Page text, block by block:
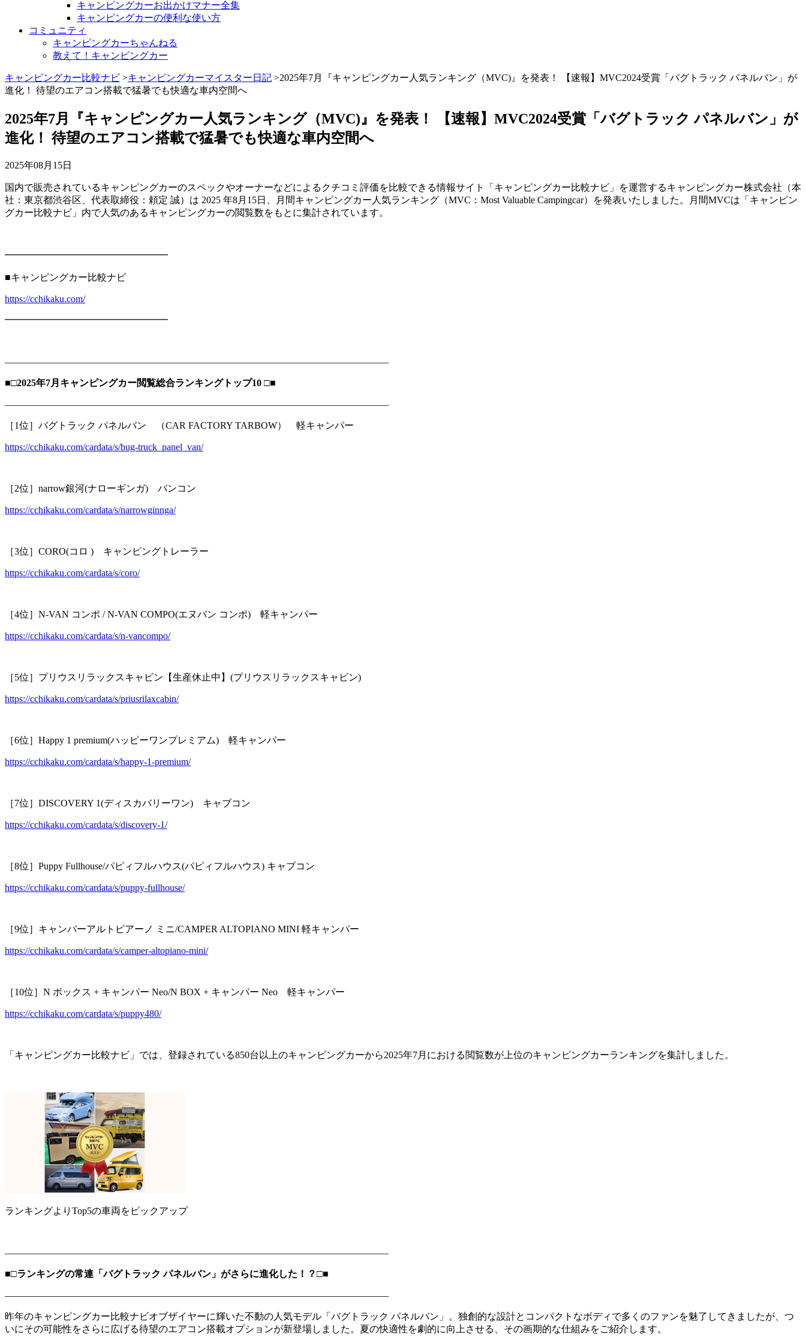
キャンピングカーお出かけマナー全集
キャンピングカーの便利な使い方
コミュニティ
キャンピングカーちゃんねる
教えて！キャンピングカー
キャンピングカー比較ナビ >キャンピングカーマイスター日記 >2025年7月『キャンピングカー人気ランキング（MVC)』を発表！ 【速報】MVC2024受賞「バグトラック パネルバン」が
進化！ 待望のエアコン搭載で猛暑でも快適な車内空間へ
2025年7月『キャンピングカー人気ランキング（MVC)』を発表！ 【速報】MVC2024受賞「バグトラック パネルバン」が
進化！ 待望のエアコン搭載で猛暑でも快適な車内空間へ
2025年08月15日
国内で販売されているキャンピングカーのスペックやオーナーなどによるクチコミ評価を比較できる情報サイト「キャンピングカー比較ナビ」を運営するキャンピングカー株式会社（本
社：東京都渋谷区、代表取締役：頼定 誠）は 2025 年8月15日、月間キャンピングカー人気ランキング（MVC：Most Valuable Campingcar）を発表いたしました。月間MVCは「キャンピン
グカー比較ナビ」内で人気のあるキャンピングカーの閲覧数をもとに集計されています。
━━━━━━━━━━━━━━━━━
■キャンピングカー比較ナビ
https://cchikaku.com/
━━━━━━━━━━━━━━━━━
――――――――――――――――――――――――――――――――――――――――
■□2025年7月キャンピングカー閲覧総合ランキングトップ10 □■
――――――――――――――――――――――――――――――――――――――――
［1位］バグトラック パネルバン （CAR FACTORY TARBOW） 軽キャンパー
https://cchikaku.com/cardata/s/bug-truck_panel_van/
［2位］narrow銀河(ナローギンガ) バンコン
https://cchikaku.com/cardata/s/narrowginnga/
［3位］CORO(コロ ) キャンピングトレーラー
https://cchikaku.com/cardata/s/coro/
［4位］N-VAN コンポ / N-VAN COMPO(エヌバン コンポ) 軽キャンパー
https://cchikaku.com/cardata/s/n-vancompo/
［5位］プリウスリラックスキャビン【生産休止中】(プリウスリラックスキャビン)
https://cchikaku.com/cardata/s/priusrilaxcabin/
［6位］Happy 1 premium(ハッピーワンプレミアム) 軽キャンパー
https://cchikaku.com/cardata/s/happy-1-premium/
［7位］DISCOVERY 1(ディスカバリーワン) キャブコン
https://cchikaku.com/cardata/s/discovery-1/
［8位］Puppy Fullhouse/パピィフルハウス(パピィフルハウス) キャブコン
https://cchikaku.com/cardata/s/puppy-fullhouse/
［9位］キャンパーアルトピアーノ ミニ/CAMPER ALTOPIANO MINI 軽キャンパー
https://cchikaku.com/cardata/s/camper-altopiano-mini/
［10位］N ボックス + キャンパー Neo/N BOX + キャンパー Neo 軽キャンパー
https://cchikaku.com/cardata/s/puppy480/
「キャンピングカー比較ナビ」では、登録されている850台以上のキャンピングカーから2025年7月における閲覧数が上位のキャンピングカーランキングを集計しました。
ランキングよりTop5の車両をピックアップ
――――――――――――――――――――――――――――――――――――――――
■□ランキングの常連「バグトラック パネルバン」がさらに進化した！？□■
――――――――――――――――――――――――――――――――――――――――
昨年のキャンピングカー比較ナビオブザイヤーに輝いた不動の人気モデル「バグトラック パネルバン」。独創的な設計とコンパクトなボディで多くのファンを魅了してきましたが、つ
いにその可能性をさらに広げる待望のエアコン搭載オプションが新登場しました。夏の快適性を劇的に向上させる、その画期的な仕組みをご紹介します。